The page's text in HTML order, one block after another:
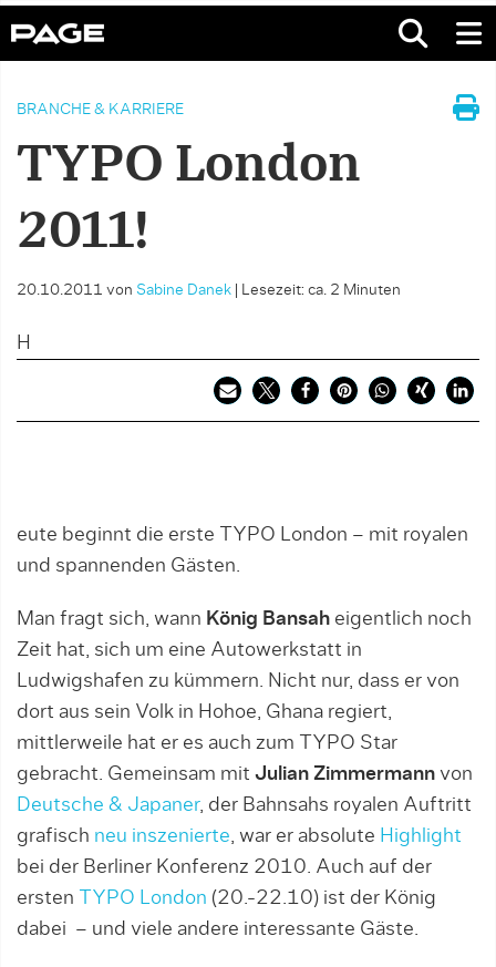
BRANCHE & KARRIERE
TYPO London
2011!
20.10.2011 von Sabine Danek Lesezeit: ca. 2 Minuten
H
eute beginnt die erste TYPO London – mit royalen
und spannenden Gästen.
Man fragt sich, wann König Bansah eigentlich noch
Zeit hat, sich um eine Autowerkstatt in
Ludwigshafen zu kümmern. Nicht nur, dass er von
dort aus sein Volk in Hohoe, Ghana regiert,
mittlerweile hat er es auch zum TYPO Star
gebracht. Gemeinsam mit Julian Zimmermann von
Deutsche & Japaner, der Bahnsahs royalen Auftritt
grafisch neu inszenierte, war er absolute Highlight
bei der Berliner Konferenz 2010. Auch auf der
ersten
TYPO London (20.-22.10) ist der König
dabei – und viele andere interessante Gäste.